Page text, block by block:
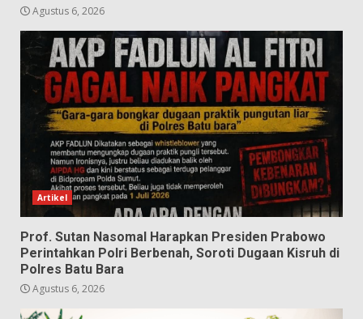
Agustus 6, 2026
Artikel
Prof. Sutan Nasomal Harapkan Presiden Prabowo
Perintahkan Polri Berbenah, Soroti Dugaan Kisruh di
Polres Batu Bara
Agustus 6, 2026